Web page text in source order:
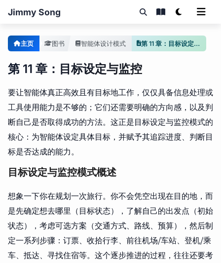
Jimmy Song
主页 图书 智能体设计模式 第 11 章：目标设定与监控
第 11 章：目标设定与监控
要让智能体真正高效且有目标地工作，仅仅具备信息处理或
工具使用能力是不够的；它们还需要明确的方向感，以及判
断自己是否取得成功的方法。这正是目标设定与监控模式的
核心：为智能体设定具体目标，并赋予其追踪进度、判断目
标是否达成的能力。
目标设定与监控模式概述
想象一下你在规划一次旅行。你不会凭空出现在目的地，而
是先确定想去哪里（目标状态），了解自己的出发点（初始
状态），考虑可选方案（交通方式、路线、预算），然后制
定一系列步骤：订票、收拾行李、前往机场/车站、登机/乘
车、抵达、寻找住宿等。这个逐步推进的过程，往往还要考